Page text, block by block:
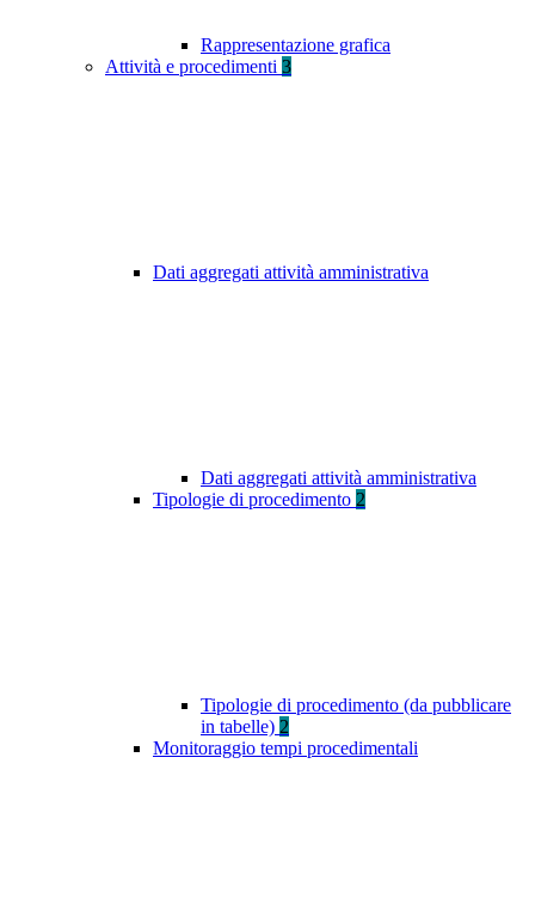
Rappresentazione grafica
Attività e procedimenti 3
Dati aggregati attività amministrativa
Dati aggregati attività amministrativa
Tipologie di procedimento 2
Tipologie di procedimento (da pubblicare
in tabelle) 2
Monitoraggio tempi procedimentali